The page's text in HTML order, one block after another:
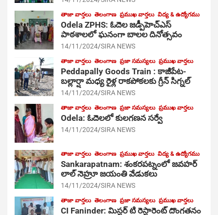
తాజా వార్తలు తెలంగాణ ప్రముఖ వార్తలు విద్య & ఉద్యోగము
Odela ZPHS: ఓదెల జ‌డ్పీహెచ్ఎస్
పాఠ‌శాల‌లో ఘనంగా బాలల దినోత్సవం
14/11/2024 SIRA NEWS
తాజా వార్తలు తెలంగాణ ప్రజా సమస్యలు ప్రముఖ వార్తలు
Peddapally Goods Train : కాజీపేట-
బల్లార్షా మధ్య రైళ్ల రాకపోకలకు గ్రీన్ సిగ్నల్
14/11/2024 SIRA NEWS
తాజా వార్తలు తెలంగాణ ప్రజా సమస్యలు ప్రముఖ వార్తలు
Odela: ఓదెలలో కులగణన సర్వే
14/11/2024 SIRA NEWS
తాజా వార్తలు తెలంగాణ ప్రముఖ వార్తలు విద్య & ఉద్యోగము
Sankarapatnam: శంకరపట్నంలో జవహర్
లాల్ నెహ్రూ జయంతి వేడుకలు
14/11/2024 SIRA NEWS
తాజా వార్తలు తెలంగాణ ప్రజా సమస్యలు ప్రముఖ వార్తలు
CI Faninder: మిస్టర్ టి రెస్టారెంట్ దొంగతనం